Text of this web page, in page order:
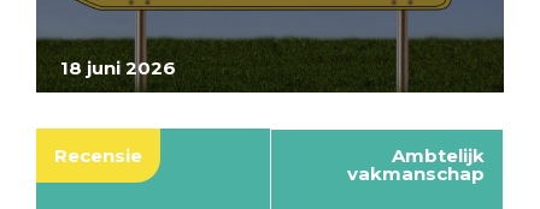
18 juni 2026
Recensie Ambtelijk
vakmanschap